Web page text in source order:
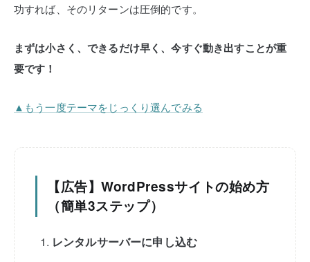
功すれば、そのリターンは圧倒的です。
まずは小さく、できるだけ早く、今すぐ動き出すことが重
要です！
▲もう一度テーマをじっくり選んでみる
【広告】WordPressサイトの始め方
（簡単3ステップ）
レンタルサーバーに申し込む